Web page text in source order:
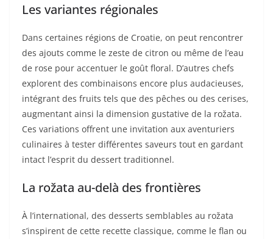
Les variantes régionales
Dans certaines régions de Croatie, on peut rencontrer
des ajouts comme le zeste de citron ou même de l’eau
de rose pour accentuer le goût floral. D’autres chefs
explorent des combinaisons encore plus audacieuses,
intégrant des fruits tels que des pêches ou des cerises,
augmentant ainsi la dimension gustative de la rožata.
Ces variations offrent une invitation aux aventuriers
culinaires à tester différentes saveurs tout en gardant
intact l’esprit du dessert traditionnel.
La rožata au-delà des frontières
À l’international, des desserts semblables au rožata
s’inspirent de cette recette classique, comme le flan ou